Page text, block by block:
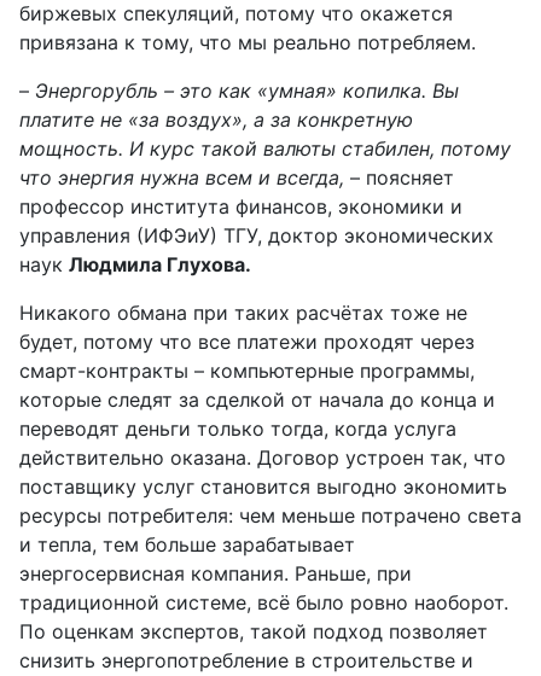
биржевых спекуляций, потому что окажется
привязана к тому, что мы реально потребляем.
– Энергорубль – это как «умная» копилка. Вы
платите не «за воздух», а за конкретную
мощность. И курс такой валюты стабилен, потому
что энергия нужна всем и всегда, – поясняет
профессор института финансов, экономики и
управления (ИФЭиУ) ТГУ, доктор экономических
наук Людмила Глухова.
Никакого обмана при таких расчётах тоже не
будет, потому что все платежи проходят через
смарт-контракты – компьютерные программы,
которые следят за сделкой от начала до конца и
переводят деньги только тогда, когда услуга
действительно оказана. Договор устроен так, что
поставщику услуг становится выгодно экономить
ресурсы потребителя: чем меньше потрачено света
и тепла, тем больше зарабатывает
энергосервисная компания. Раньше, при
традиционной системе, всё было ровно наоборот.
По оценкам экспертов, такой подход позволяет
снизить энергопотребление в строительстве и